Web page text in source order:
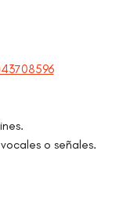
o señales.